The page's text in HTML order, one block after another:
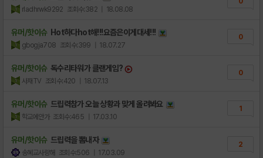
rladhrwk9292 조회수:382 | 18.08.08
유머/핫이슈 Hot하다hot해!!!요즘은이게대세!!!
gbogja708 조회수:399 | 18.07.27
0
유머/핫이슈 독수리타워가 클랜게임?
사재TV 조회수:420 | 18.07.13
0
유머/핫이슈 드립력참가 오늘 상황과 맞게 올려봐요
학교에안가 조회수:465 | 17.03.10
1
유머/핫이슈 드립력을 뽐내자
송혜교사랑해 조회수:506 | 17.03.09
2